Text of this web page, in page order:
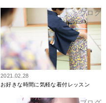
ブログ
2021.02.28
お好きな時間に気軽な着付レッスン